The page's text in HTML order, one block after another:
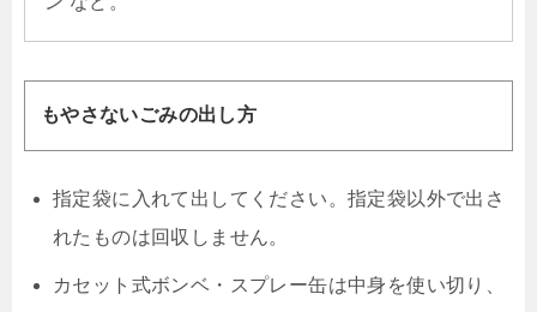
もやさないごみの出し方
指定袋に入れて出してください。指定袋以外で出さ
れたものは回収しません。
カセット式ボンベ・スプレー缶は中身を使い切り、